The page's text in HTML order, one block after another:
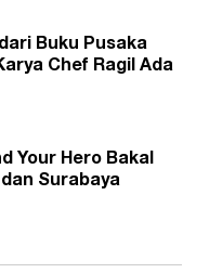
Buku Pusaka
Chef Ragil Ada
Your Hero Bakal
Surabaya